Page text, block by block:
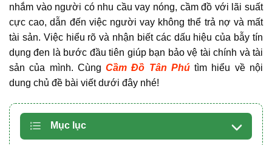
nhắm vào người có nhu cầu vay nóng, cầm đồ với lãi suất
cực cao, dẫn đến việc người vay không thể trả nợ và mất
tài sản. Việc hiểu rõ và nhận biết các dấu hiệu của bẫy tín
dụng đen là bước đầu tiên giúp bạn bảo vệ tài chính và tài
sản của mình. CùngCầm Đồ Tân Phútìm hiểu về nội
dung chủ đề bài viết dưới đây nhé!
Mục lục